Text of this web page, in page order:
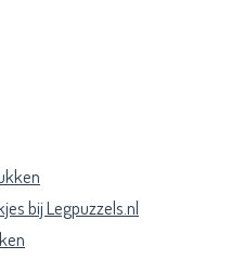
bij Legpuzzels.nl